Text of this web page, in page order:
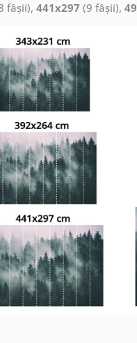
fâșii), 441x297 (9 fâșii),